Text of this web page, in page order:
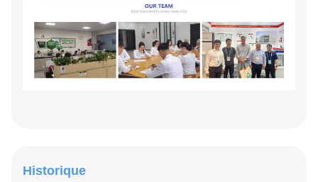
Historique